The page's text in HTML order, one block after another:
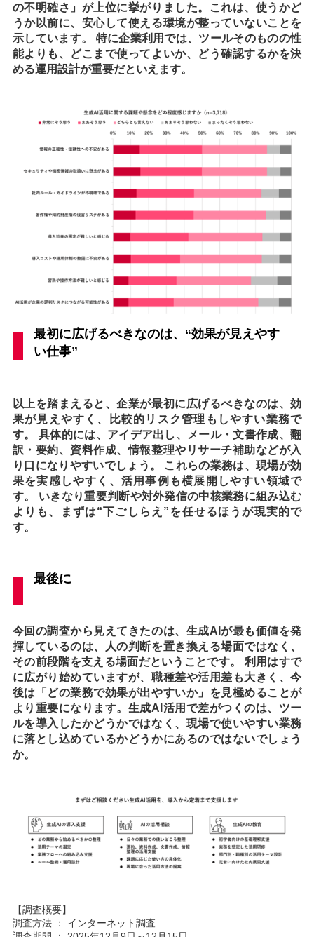
の不明確さ」が上位に挙がりました。これは、使うかど
うか以前に、安心して使える環境が整っていないことを
示しています。 特に企業利用では、ツールそのものの性
能よりも、どこまで使ってよいか、どう確認するかを決
める運用設計が重要だといえます。
最初に広げるべきなのは、“効果が見えやす
い仕事”
以上を踏まえると、企業が最初に広げるべきなのは、効
果が見えやすく、比較的リスク管理もしやすい業務で
す。 具体的には、アイデア出し、メール・文書作成、翻
訳・要約、資料作成、情報整理やリサーチ補助などが入
り口になりやすいでしょう。 これらの業務は、現場が効
果を実感しやすく、活用事例も横展開しやすい領域で
す。 いきなり重要判断や対外発信の中核業務に組み込む
よりも、まずは“下ごしらえ”を任せるほうが現実的で
す。
最後に
今回の調査から見えてきたのは、生成AIが最も価値を発
揮しているのは、人の判断を置き換える場面ではなく、
その前段階を支える場面だということです。 利用はすで
に広がり始めていますが、職種差や活用差も大きく、今
後は「どの業務で効果が出やすいか」を見極めることが
より重要になります。生成AI活用で差がつくのは、ツー
ルを導入したかどうかではなく、現場で使いやすい業務
に落とし込めているかどうかにあるのではないでしょう
か。
【調査概要】
調査方法 ： インターネット調査